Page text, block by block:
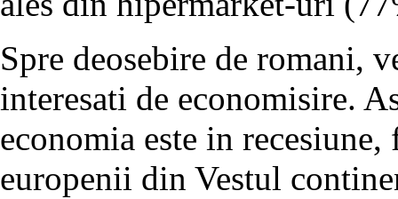
Spre deosebire de romani,
interesati de economisire.
economia este in
europenii din Vestul